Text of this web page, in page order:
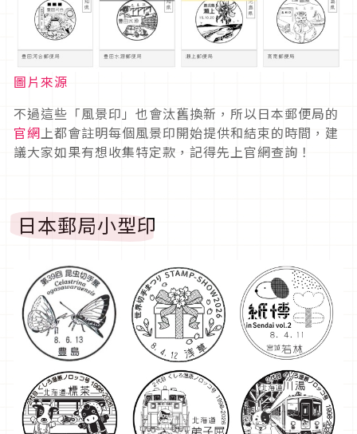
圖片來源
不過這些「風景印」也會汰舊換新，所以日本郵便局的
官網上都會註明每個風景印開始提供和結束的時間，建
議大家如果有想收集特定款，記得先上官網查詢！
日本郵局小型印